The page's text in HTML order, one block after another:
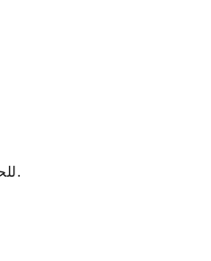
للحفر السريع مع تحكم فعال في الغبار.